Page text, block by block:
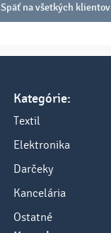
Späť na všetkých klientov
Kategórie:
Textil
Elektronika
Darčeky
Kancelária
Ostatné